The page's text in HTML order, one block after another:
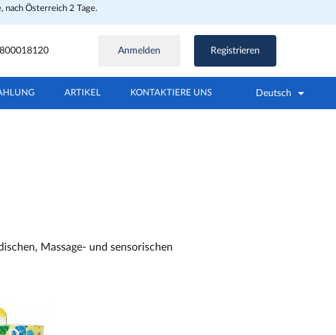
nach Österreich 2 Tage.
Anmelden Registrieren
ARTIKEL KONTAKTIERE UNS Deutsch
Massage- und sensorischen